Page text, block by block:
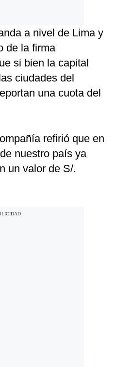
a nivel de Lima y
de la firma
si bien la capital
ciudades del
una cuota del
refirió que en
nuestro país ya
un valor de S/.